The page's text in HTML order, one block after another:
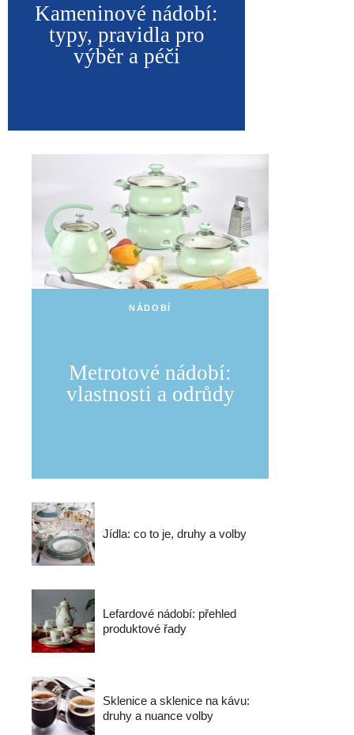
Kameninové nádobí:
typy, pravidla pro
výběr a péči
NÁDOBÍ
Metrotové nádobí:
vlastnosti a odrůdy
Jídla: co to je, druhy a volby
Lefardové nádobí: přehled
produktové řady
Sklenice a sklenice na kávu:
druhy a nuance volby